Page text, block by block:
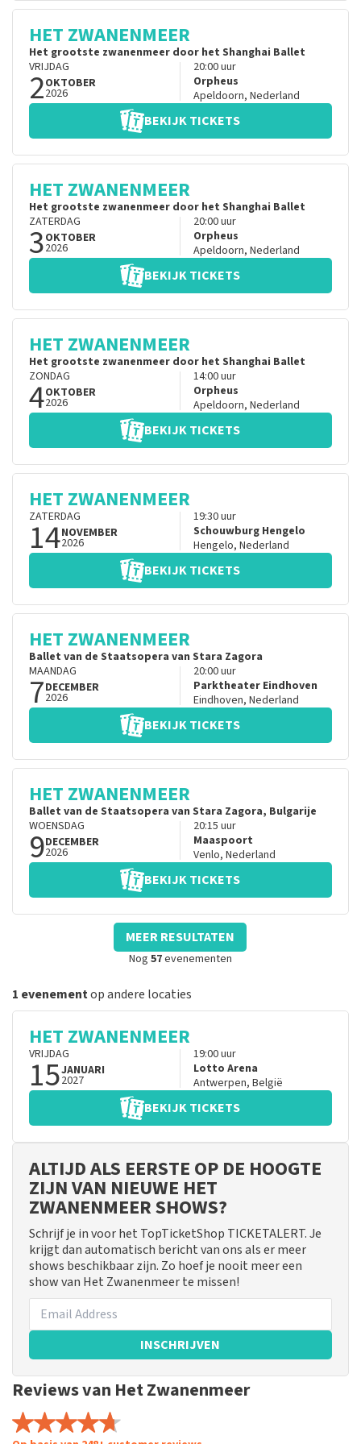
HET ZWANENMEER
Het grootste zwanenmeer door het Shanghai Ballet
VRIJDAG
2OKTOBER
2026
20:00uur
Orpheus
Apeldoorn, Nederland
BEKIJK TICKETS
HET ZWANENMEER
Het grootste zwanenmeer door het Shanghai Ballet
ZATERDAG
3OKTOBER
2026
20:00uur
Orpheus
Apeldoorn, Nederland
BEKIJK TICKETS
HET ZWANENMEER
Het grootste zwanenmeer door het Shanghai Ballet
ZONDAG
4OKTOBER
2026
14:00uur
Orpheus
Apeldoorn, Nederland
BEKIJK TICKETS
HET ZWANENMEER
ZATERDAG
14NOVEMBER
2026
19:30uur
Schouwburg Hengelo
Hengelo, Nederland
BEKIJK TICKETS
HET ZWANENMEER
Ballet van de Staatsopera van Stara Zagora
MAANDAG
7DECEMBER
2026
20:00uur
Parktheater Eindhoven
Eindhoven, Nederland
BEKIJK TICKETS
HET ZWANENMEER
Ballet van de Staatsopera van Stara Zagora, Bulgarije
WOENSDAG
9DECEMBER
2026
20:15 uur
Maaspoort
Venlo, Nederland
BEKIJK TICKETS
MEER RESULTATEN
Nog 57evenementen
1 evenementop andere locaties
HET ZWANENMEER
VRIJDAG
15JANUARI
2027
19:00uur
Lotto Arena
Antwerpen, België
BEKIJK TICKETS
ALTIJD ALS EERSTE OP DE HOOGTE
ZIJN VAN NIEUWE HET
ZWANENMEER SHOWS?
Schrijf je in voor het TopTicketShop TICKETALERT. Je
krijgt dan automatisch bericht van ons als er meer
shows beschikbaar zijn. Zo hoef je nooit meer een
show van Het Zwanenmeer te missen!
INSCHRIJVEN
Reviews van Het Zwanenmeer